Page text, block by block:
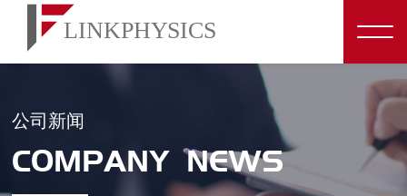
公司新闻
COMPANY NEWS